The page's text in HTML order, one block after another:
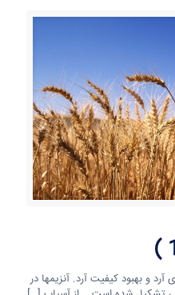
و بهبود کیفیت آرد. آنزیمها در